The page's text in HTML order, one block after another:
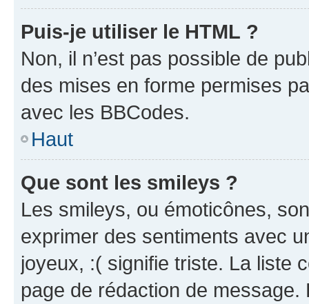
Puis-je utiliser le HTML ?
Non, il n’est pas possible de
des mises en forme permises
avec les BBCodes.
Haut
Que sont les smileys ?
Les smileys, ou émoticônes,
exprimer des sentiments avec
joyeux, :( signifie triste. La liste
page de rédaction de